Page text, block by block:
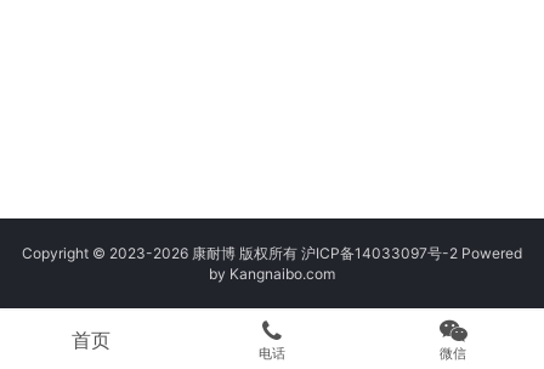
Copyright © 2023-2026 康耐博 版权所有 沪ICP备14033097号-2 Powered
by Kangnaibo.com
首页
电话 微信